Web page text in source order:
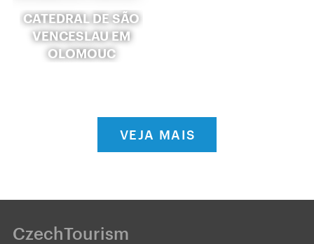
CATEDRAL DE SÃO
VENCESLAU EM
OLOMOUC
VEJA MAIS
CzechTourism